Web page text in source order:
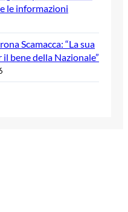
le informazioni
Scamacca: “La sua
bene della Nazionale”